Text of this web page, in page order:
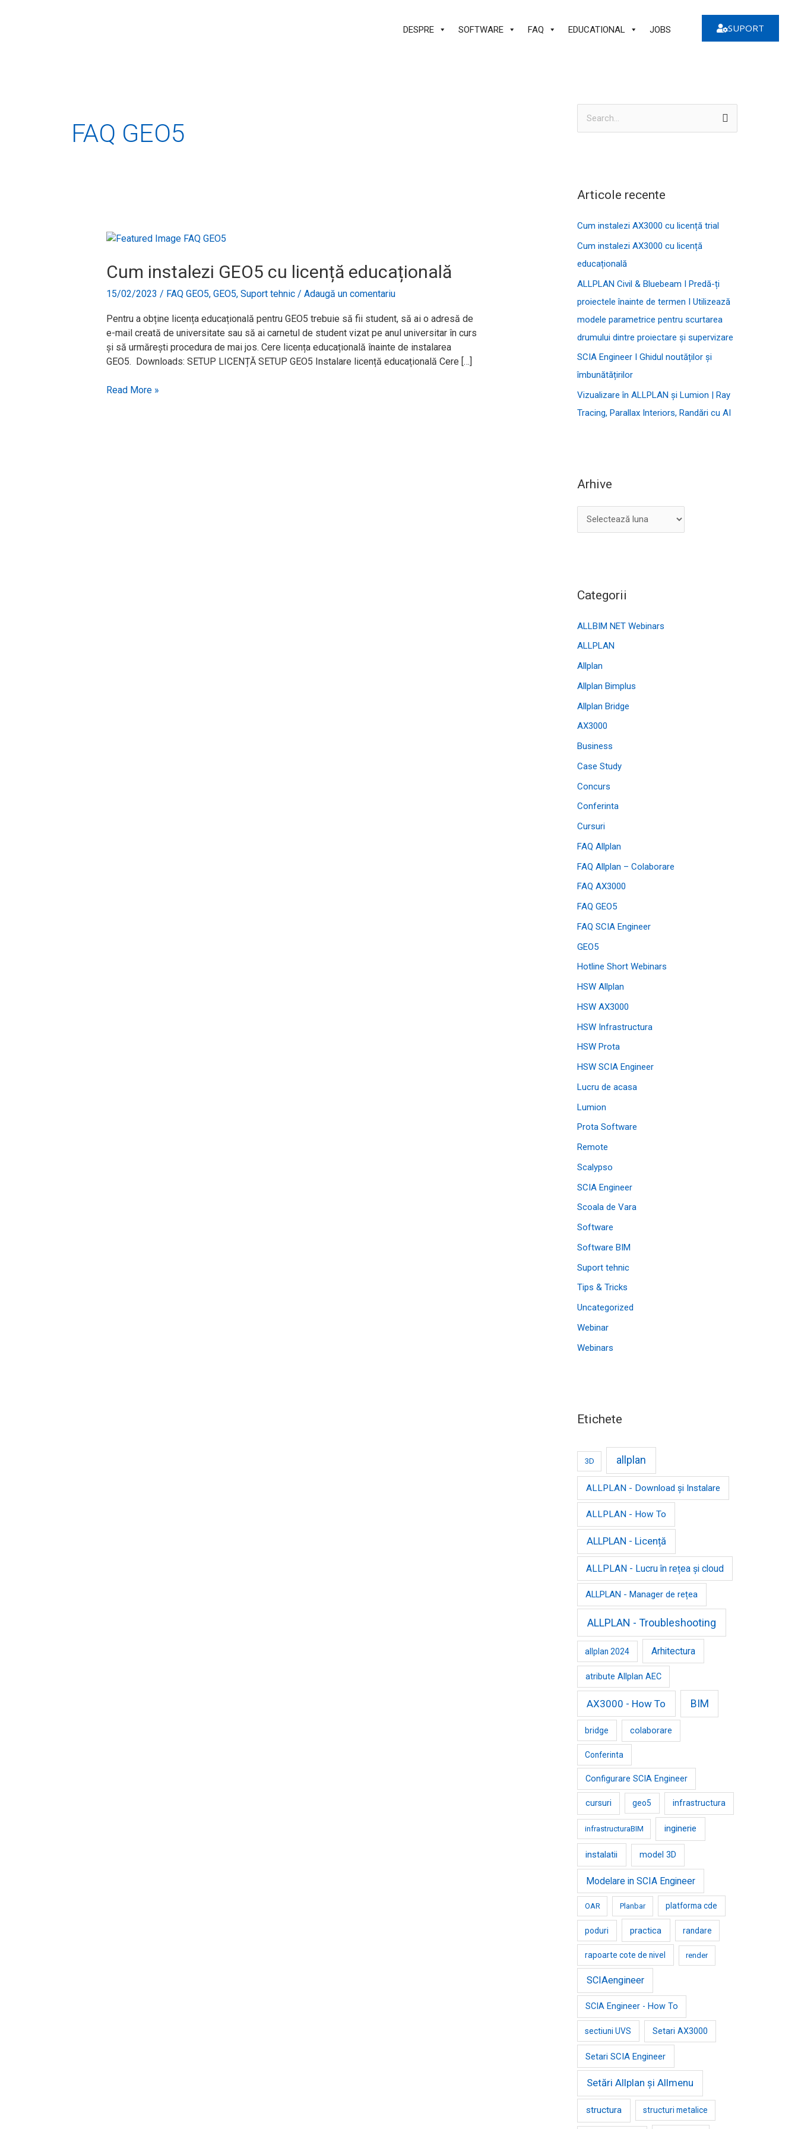
DESPRE SOFTWARE FAQ EDUCATIONAL JOBS SUPORT
FAQ GEO5
Cum instalezi GEO5 cu licență educațională
15/02/2023 / FAQ GEO5, GEO5, Suport tehnic/ Adaugă un comentariu
Pentru a obține licența educațională pentru GEO5 trebuie să fii student, să ai o adresă de
e-mail creată de universitate sau să ai carnetul de student vizat pe anul universitar în curs
și să urmărești procedura de mai jos. Cere licența educațională înainte de instalarea
GEO5. Downloads: SETUP LICENȚĂ SETUP GEO5 Instalare licență educațională Cere […]
Cum
GEO5
cu
licență
Read More »
c
f
o
r
Articole recente
Cum instalezi AX3000 cu licență trial
Cum instalezi AX3000 cu licență
educațională
ALLPLAN Civil & Bluebeam I Predă-ți
proiectele înainte de termen I Utilizează
modele parametrice pentru scurtarea
drumului dintre proiectare și supervizare
SCIA Engineer I Ghidul noutăților și
îmbunătățirilor
Vizualizare în ALLPLAN și Lumion | Ray
Tracing, Parallax Interiors, Randări cu AI
Arhive
h
Categorii
ALLBIM NET Webinars
ALLPLAN
Allplan
Allplan Bimplus
Allplan Bridge
AX3000
Business
Case Study
Concurs
Conferinta
Cursuri
FAQ Allplan
FAQ Allplan – Colaborare
FAQ AX3000
FAQ GEO5
FAQ SCIA Engineer
GEO5
Hotline Short Webinars
HSW Allplan
HSW AX3000
HSW Infrastructura
HSW Prota
HSW SCIA Engineer
Lucru de acasa
Lumion
Prota Software
Remote
Scalypso
SCIA Engineer
Scoala de Vara
Software
Software BIM
Suport tehnic
Tips & Tricks
Uncategorized
Webinar
Webinars
Etichete
3D allplan
ALLPLAN - Download și Instalare
ALLPLAN - How To
ALLPLAN - Licență
ALLPLAN - Lucru în rețea și cloud
ALLPLAN - Manager de rețea
ALLPLAN - Troubleshooting
allplan 2024 Arhitectura
atribute Allplan AEC
AX3000 - How To BIM
bridge colaborare
Conferinta
Configurare SCIA Engineer
cursuri geo5 infrastructura
infrastructuraBIM inginerie
instalatii model 3D
Modelare in SCIA Engineer
OAR Planbar platforma cde
poduri practica randare
rapoarte cote de nivel render
SCIAengineer
SCIA Engineer - How To
sectiuni UVS Setari AX3000
Setari SCIA Engineer
Setări Allplan și Allmenu
structura structuri metalice